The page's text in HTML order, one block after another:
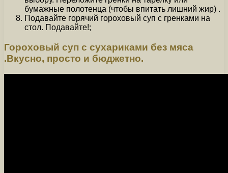
бумажные полотенца (чтобы впитать лишний жир) .
Подавайте горячий гороховый суп с гренками на
стол. Подавайте!;
Гороховый суп с сухариками без мяса
.Вкусно, просто и бюджетно.